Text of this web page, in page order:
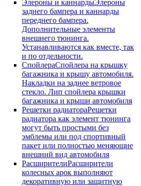
Элероны и каннардыЭлероны
заднего бампера и каннарды
переднего бампера.
Дополнительные элементы
внешнего тюнинга.
Устанавливаются как вместе, так
и по отдельности.
СпойлераСпойлера на крышку
багажника и крышу автомобиля.
Накладки на заднее ветровое
стекло. Лип спойлера крышки
багажника и крыши автомобиля
Решетки радиатораРешетки
радиатора как элемент тюнинга
могут быть простыми без
эмблемы или под спортивный
пакет или полностью меняющие
внешний вид автомобиля
РасширителиРасширители
колесных арок выполняют
декоративную или защитную